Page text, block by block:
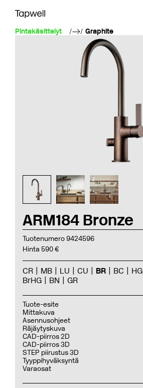
Pintakäsittelyt Graphite
ARM184 Bronze
Tuotenumero 9424596
Hinta 590 €
CR MB LU CU BR BC HG
BrHG
BN GR
Tuote-esite
Mittakuva
Asennusohjeet
Räjäytyskuva
CAD-piirros 2D
CAD-piirros 3D
STEP piirustus 3D
Tyyppihyväksyntä
Varaosat